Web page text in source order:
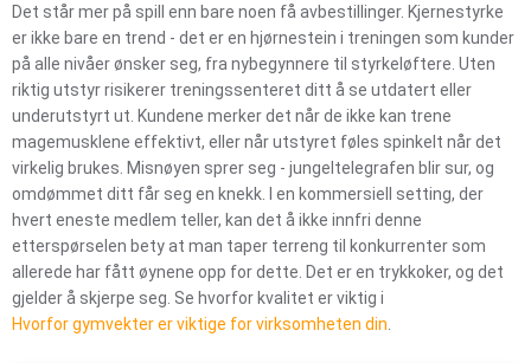
Det står mer på spill enn bare noen få avbestillinger. Kjernestyrke
er ikke bare en trend - det er en hjørnestein i treningen som kunder
på alle nivåer ønsker seg, fra nybegynnere til styrkeløftere. Uten
riktig utstyr risikerer treningssenteret ditt å se utdatert eller
underutstyrt ut. Kundene merker det når de ikke kan trene
magemusklene effektivt, eller når utstyret føles spinkelt når det
virkelig brukes. Misnøyen sprer seg - jungeltelegrafen blir sur, og
omdømmet ditt får seg en knekk. I en kommersiell setting, der
hvert eneste medlem teller, kan det å ikke innfri denne
etterspørselen bety at man taper terreng til konkurrenter som
allerede har fått øynene opp for dette. Det er en trykkoker, og det
gjelder å skjerpe seg. Se hvorfor kvalitet er viktig i
Hvorfor gymvekter er viktige for virksomheten din